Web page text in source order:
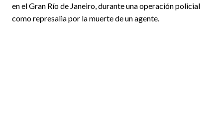
en el Gran Río de Janeiro, durante una operación policial
como represalia por la muerte de un agente.